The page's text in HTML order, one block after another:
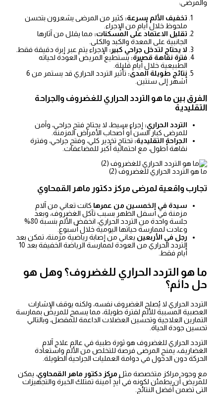
والمرضى:
تخفيف الألم بسرعة: كثير من المرضى يشعرون بتحسن
ملحوظ خلال أيام من الإجراء.
تقليل الاعتماد على المسكنات: مما يقلل من آثارها
الجانبية على المعدة والكبد والكلى.
لا يحتاج لتدخل جراحي كبير: الإجراء يتم عبر إبرة دقيقة فقط.
فترة نقاهة قصيرة: يستطيع المريض العودة لحياته
الطبيعية خلال أيام قليلة.
نتائج طويلة المدى:
تأثير التردد الحراري قد يستمر من 6
أشهر إلى سنتين.
الفرق بين ما هو التردد الحراري للغضروف والجراحة
التقليدية
التردد الحراري: إجراء بسيط، لا يحتاج فتح جراحي، وآمن
للمرضى كبار السن أو أصحاب الأمراض المزمنة.
الجراحة التقليدية: تحتاج تخدير كلي، وفتح جراحي، وفترة
نقاهة أطول، مع احتمالية أكبر للمضاعفات.
ما هو التردد الحراري للغضروف (2)
تجارب واقعية لمرضى مركز دكتور ماهر القمحاوي
سيدة في الخمسين من عمرها كانت تعاني من آلام
مزمنة في أسفل الظهر بسبب تآكل الغضروف، وبعد
جلسة واحدة من التردد الحراري، انخفض الألم بنسبة 80%
وعادت لممارسة حياتها اليومية خلال أسبوع.
رجل في الأربعين يعاني من إصابة رياضية مزمنة، تمكن بعد
التردد الحراري من العودة لممارسة الرياضة الخفيفة بعد 10
أيام فقط.
ما هو التردد الحراري للغضروف؟ وهل هو
حل دائم؟
التردد الحراري لا يُصلح الغضروف نفسه، ولكنه يوقف الإشارات
العصبية المسببة للألم لفترة طويلة، مما يسمح للمريض بممارسة
التمارين العلاجية وتحسين العضلات الداعمة للمفصل، وبالتالي
تحسين جودة الحياة.
التردد الحراري للغضروف هو ثورة طبية في عالم علاج آلام
الغضاريف، يمنح المرضى فرصة للتخلص من الألم واستعادة
الحركة دون الدخول في دوامة العمليات الجراحية الطويلة.
مع وجود مراكز متخصصة مثل مركز دكتور ماهر القمحاوي، يمكن
للمريض أن يطمئن لكونه في أيدٍ أمينة تمتلك الخبرة والتجهيزات
التي تضمن أفضل النتائج.